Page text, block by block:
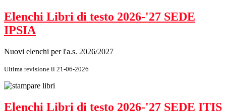
Elenchi Libri di testo 2026-'27 SEDE
IPSIA
Nuovi elenchi per l'a.s. 2026/2027
Ultima revisione il 21-06-2026
Elenchi Libri di testo 2026-'27 SEDE ITIS